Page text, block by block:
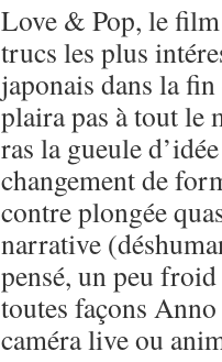
Love & Pop, le
trucs les plus
japonais dans la
plaira pas à tout le
ras la gueule
changement de
contre plongée
narrative
pensé, un peu
toutes façons
caméra live ou